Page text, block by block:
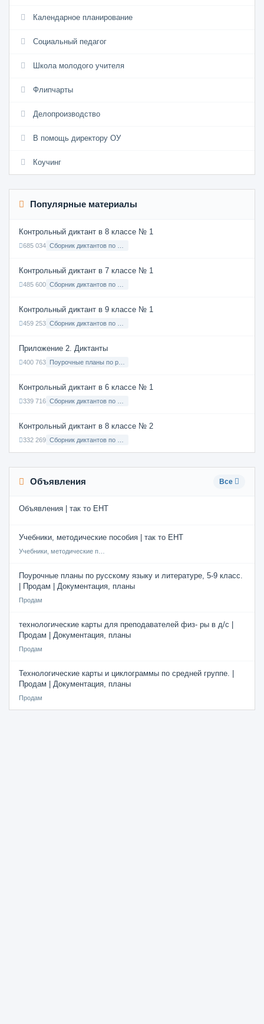
Календарное планирование
Социальный педагог
Школа молодого учителя
Флипчарты
Делопроизводство
В помощь директору ОУ
Коучинг
Популярные материалы
Контрольный диктант в 8 классе № 1
685 034
Контрольный диктант в 7 классе № 1
485 600
Контрольный диктант в 9 классе № 1
459 253
Приложение 2. Диктанты
400 763
Контрольный диктант в 6 классе № 1
339 716
Контрольный диктант в 8 классе № 2
332 269
Объявления Все
Объявления | так то ЕНТ
Учебники, методические пособия | так то ЕНТ
Поурочные планы по русскому языку и литературе, 5-9 класс.
| Продам | Документация, планы
Продам
технологические карты для преподавателей физ- ры в д/с |
Продам | Документация, планы
Продам
Технологические карты и циклограммы по средней группе. |
Продам | Документация, планы
Продам